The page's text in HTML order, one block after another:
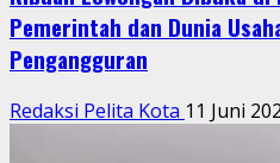
Pemerintah dan Dunia
Pengangguran
Redaksi Pelita Kota 11 Juni